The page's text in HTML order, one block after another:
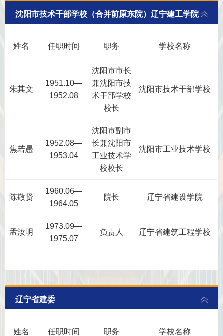
沈阳市技术干部学校（合并前原东院）辽宁建工学院
姓名 任职时间 职务 学校名称
朱其文
1951.10—
1952.08
沈阳市市长
兼沈阳市技
术干部学校
校长
沈阳市技术干部学校
焦若愚
1952.08—
1953.04
沈阳市副市
长兼沈阳市
工业技术学
校校长
沈阳市工业技术学校
陈敬贤
1960.06—
1964.05
院长 辽宁省建设学院
孟汝明
1973.09—
1975.07
负责人 辽宁省建筑工程学校
辽宁省建委
姓名 任职时间 职务 学校名称